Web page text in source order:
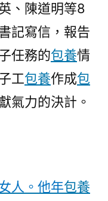
、陳道明等8
記寫信，報告
任務的包養情
工包養作成包
氣力的決計。
人。他年包養